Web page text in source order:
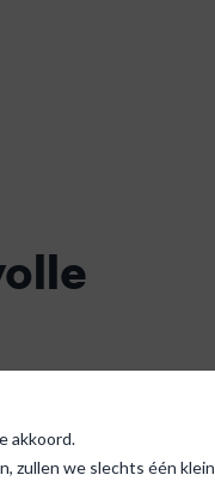
akkoord.
zullen we slechts één klein